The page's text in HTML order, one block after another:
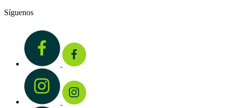
Síguenos